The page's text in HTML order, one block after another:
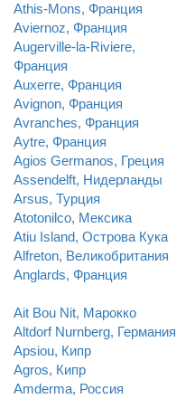
Athis-Mons, Франция
Aviernoz, Франция
Augerville-la-Riviere,
Франция
Auxerre, Франция
Avignon, Франция
Avranches, Франция
Aytre, Франция
Agios Germanos, Греция
Assendelft, Нидерланды
Arsus, Турция
Atotonilco, Мексика
Atiu Island, Острова Кука
Alfreton, Великобритания
Anglards, Франция
Ait Bou Nit, Марокко
Altdorf Nurnberg, Германия
Apsiou, Кипр
Agros, Кипр
Amderma, Россия